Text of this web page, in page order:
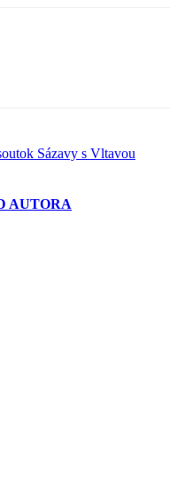
Sázavy s Vltavou
AUTORA